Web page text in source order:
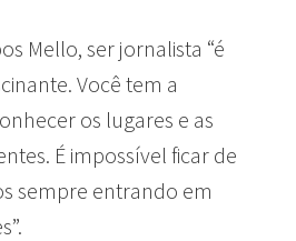
Mello, ser jornalista “é
Você tem a
os lugares e as
É impossível ficar de
sempre entrando em